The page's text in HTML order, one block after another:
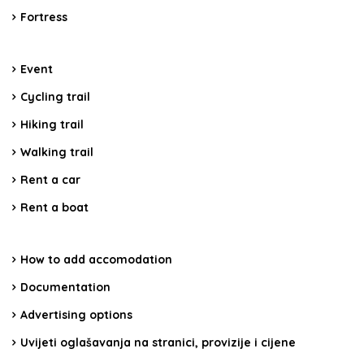
Fortress
Event
Cycling trail
Hiking trail
Walking trail
Rent a car
Rent a boat
How to add accomodation
Documentation
Advertising options
Uvijeti oglašavanja na stranici, provizije i cijene